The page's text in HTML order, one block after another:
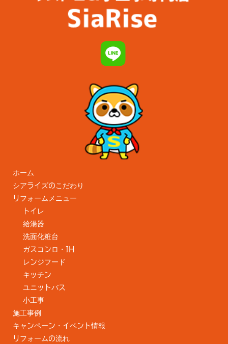
ホーム
シアライズのこだわり
リフォームメニュー
トイレ
給湯器
洗面化粧台
ガスコンロ・IH
レンジフード
キッチン
ユニットバス
小工事
施工事例
キャンペーン・イベント情報
リフォームの流れ